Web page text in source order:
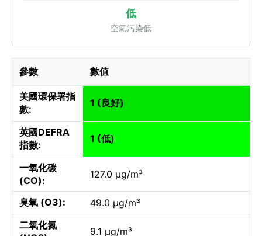
低
空氣污染低
參數 數值
美國環保署指
數:
1 (良好)
英國DEFRA
指數:
1 (低)
一氧化碳
(CO):
127.0 µg/m³
臭氧 (O3):
49.0 µg/m³
二氧化氮
9.1 µg/m³